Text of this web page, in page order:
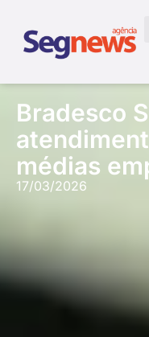
Bradesco
médias
17/03/2026